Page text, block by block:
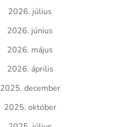
2026. július
2026. június
2026. május
2026. április
2025. december
2025. október